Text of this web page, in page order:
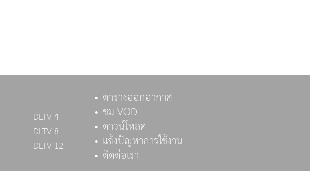
DLTV 4
DLTV 8
DLTV 12
ตารางออกอากาศ
ชม VOD
ดาวน์โหลด
แจ้งปัญหาการใช้งาน
ติดต่อเรา